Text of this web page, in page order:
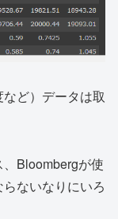
ど）データは取
Bloombergが使
ないなりにいろ